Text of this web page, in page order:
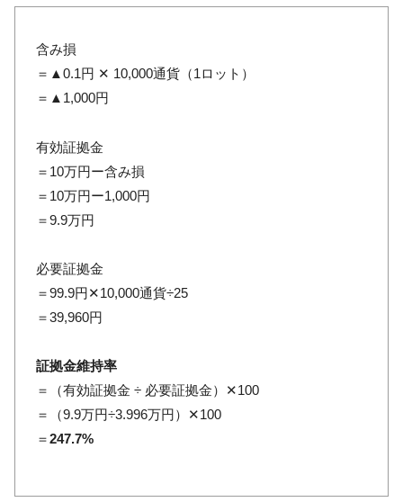
含み損
＝▲0.1円 ✕ 10,000通貨（1ロット）
＝▲1,000円
有効証拠金
＝10万円ー含み損
＝10万円ー1,000円
＝9.9万円
必要証拠金
＝99.9円✕10,000通貨÷25
＝39,960円
証拠金維持率
＝（有効証拠金 ÷ 必要証拠金）✕100
＝（9.9万円÷3.996万円）✕100
＝247.7%